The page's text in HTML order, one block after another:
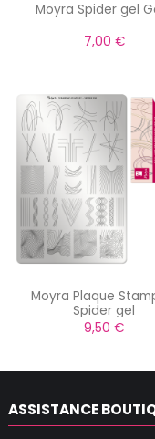
Moyra Spider gel
7,00 €
Moyra Plaque
Spider gel
9,50 €
ASSISTANCE